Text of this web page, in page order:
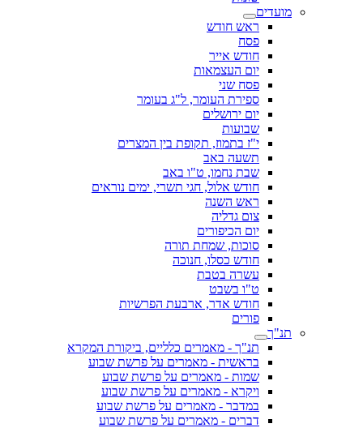
מועדים
ראש חודש
פסח
חודש אייר
יום העצמאות
פסח שני
ספירת העומר, ל"ג בעומר
יום ירושלים
שבועות
י"ז בתמוז, תקופת בין המצרים
תשעה באב
שבת נחמו, ט"ו באב
חודש אלול, חגי תשרי, ימים נוראים
ראש השנה
צום גדליה
יום הכיפורים
סוכות, שמחת תורה
חודש כסלו, חנוכה
עשרה בטבת
ט"ו בשבט
חודש אדר, ארבעת הפרשיות
פורים
תנ"ך
תנ"ך - מאמרים כלליים, ביקורת המקרא
בראשית - מאמרים על פרשת שבוע
שמות - מאמרים על פרשת שבוע
ויקרא - מאמרים על פרשת שבוע
במדבר - מאמרים על פרשת שבוע
דברים - מאמרים על פרשת שבוע